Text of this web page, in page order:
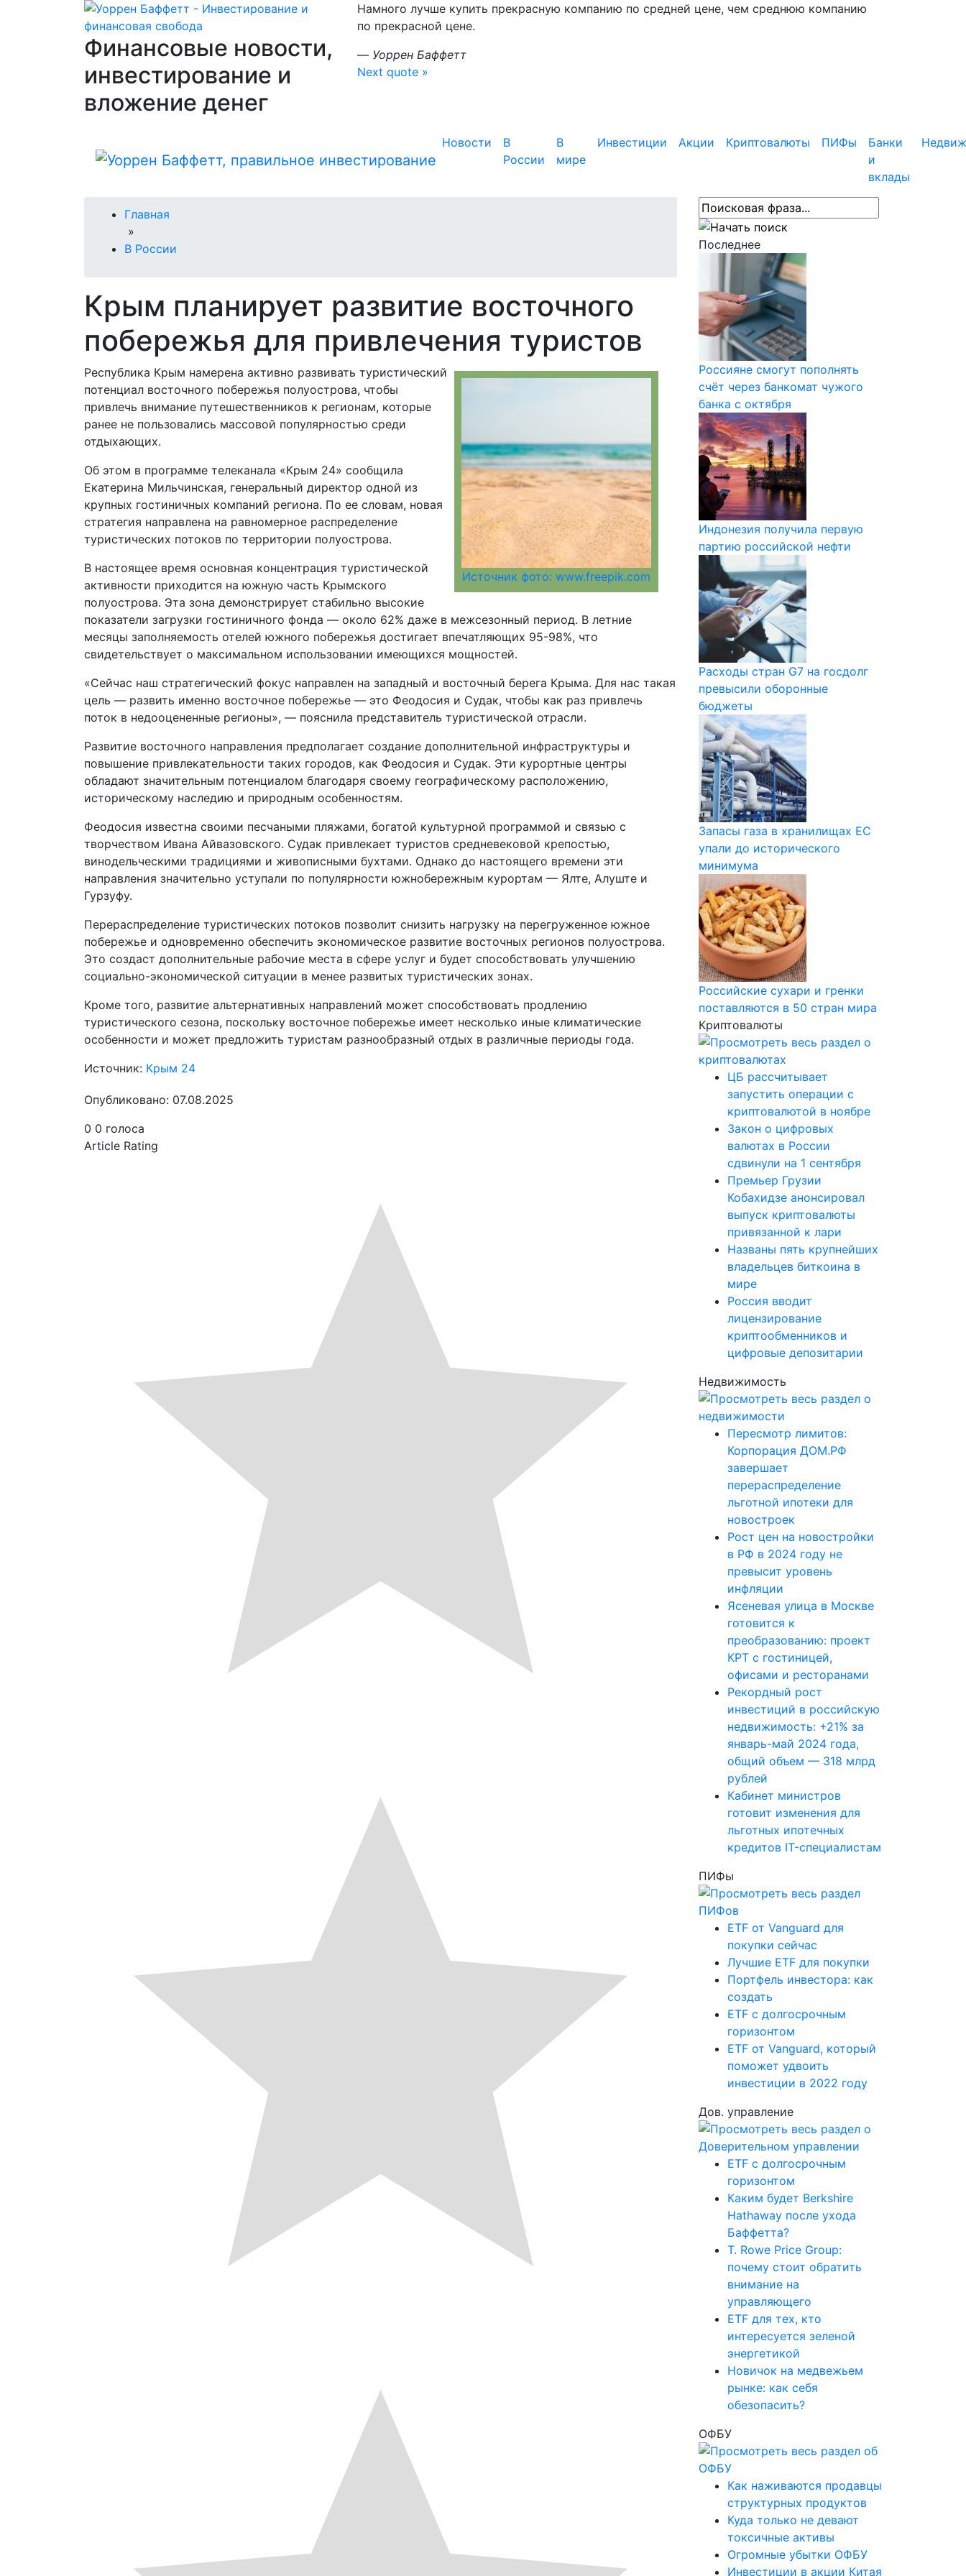
Финансовые новости,
инвестирование и
вложение денег
Намного лучше купить прекрасную компанию по средней цене, чем среднюю компанию
по прекрасной цене.
— Уоррен Баффетт
Next quote »
Новости
В
России
В
мире
Инвестиции Акции Криптовалюты ПИФы
Банки
и
вклады
Главная
»
В России
Крым планирует развитие восточного
побережья для привлечения туристов
Источник фото: www.freepik.com
Республика Крым намерена активно развивать туристический
потенциал восточного побережья полуострова, чтобы
привлечь внимание путешественников к регионам, которые
ранее не пользовались массовой популярностью среди
отдыхающих.
Об этом в программе телеканала «Крым 24» сообщила
Екатерина Мильчинская, генеральный директор одной из
крупных гостиничных компаний региона. По ее словам, новая
стратегия направлена на равномерное распределение
туристических потоков по территории полуострова.
В настоящее время основная концентрация туристической
активности приходится на южную часть Крымского
полуострова. Эта зона демонстрирует стабильно высокие
показатели загрузки гостиничного фонда — около 62% даже в межсезонный период. В летние
месяцы заполняемость отелей южного побережья достигает впечатляющих 95-98%, что
свидетельствует о максимальном использовании имеющихся мощностей.
«Сейчас наш стратегический фокус направлен на западный и восточный берега Крыма. Для нас такая
цель — развить именно восточное побережье — это Феодосия и Судак, чтобы как раз привлечь
поток в недооцененные регионы», — пояснила представитель туристической отрасли.
Развитие восточного направления предполагает создание дополнительной инфраструктуры и
повышение привлекательности таких городов, как Феодосия и Судак. Эти курортные центры
обладают значительным потенциалом благодаря своему географическому расположению,
историческому наследию и природным особенностям.
Феодосия известна своими песчаными пляжами, богатой культурной программой и связью с
творчеством Ивана Айвазовского. Судак привлекает туристов средневековой крепостью,
винодельческими традициями и живописными бухтами. Однако до настоящего времени эти
направления значительно уступали по популярности южнобережным курортам — Ялте, Алуште и
Гурзуфу.
Перераспределение туристических потоков позволит снизить нагрузку на перегруженное южное
побережье и одновременно обеспечить экономическое развитие восточных регионов полуострова.
Это создаст дополнительные рабочие места в сфере услуг и будет способствовать улучшению
социально-экономической ситуации в менее развитых туристических зонах.
Кроме того, развитие альтернативных направлений может способствовать продлению
туристического сезона, поскольку восточное побережье имеет несколько иные климатические
особенности и может предложить туристам разнообразный отдых в различные периоды года.
Источник: Крым 24
Опубликовано: 07.08.2025
0 0 голоса
Article Rating
Последнее
Россияне смогут пополнять
счёт через банкомат чужого
банка с октября
Индонезия получила первую
партию российской нефти
Расходы стран G7 на госдолг
превысили оборонные
бюджеты
Запасы газа в хранилищах ЕС
упали до исторического
минимума
Российские сухари и гренки
поставляются в 50 стран мира
Криптовалюты
ЦБ рассчитывает
запустить операции с
криптовалютой в ноябре
Закон о цифровых
валютах в России
сдвинули на 1 сентября
Премьер Грузии
Кобахидзе анонсировал
выпуск криптовалюты
привязанной к лари
Названы пять крупнейших
владельцев биткоина в
мире
Россия вводит
лицензирование
криптообменников и
цифровые депозитарии
Недвижимость
Пересмотр лимитов:
Корпорация ДОМ.РФ
завершает
перераспределение
льготной ипотеки для
новостроек
Рост цен на новостройки
в РФ в 2024 году не
превысит уровень
инфляции
Ясеневая улица в Москве
готовится к
преобразованию: проект
КРТ с гостиницей,
офисами и ресторанами
Рекордный рост
инвестиций в российскую
недвижимость: +21% за
январь-май 2024 года,
общий объем — 318 млрд
рублей
Кабинет министров
готовит изменения для
льготных ипотечных
кредитов IT-специалистам
ПИФы
ETF от Vanguard для
покупки сейчас
Лучшие ETF для покупки
Портфель инвестора: как
создать
ETF с долгосрочным
горизонтом
ETF от Vanguard, который
поможет удвоить
инвестиции в 2022 году
Дов. управление
ETF с долгосрочным
горизонтом
Каким будет Berkshire
Hathaway после ухода
Баффетта?
T. Rowe Price Group:
почему стоит обратить
внимание на
управляющего
ETF для тех, кто
интересуется зеленой
энергетикой
Новичок на медвежьем
рынке: как себя
обезопасить?
ОФБУ
Как наживаются продавцы
структурных продуктов
Куда только не девают
токсичные активы
Огромные убытки ОФБУ
Инвестиции в акции Китая